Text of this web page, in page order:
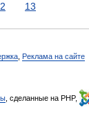
13
Реклама на сайте
, сделанные на PHP,